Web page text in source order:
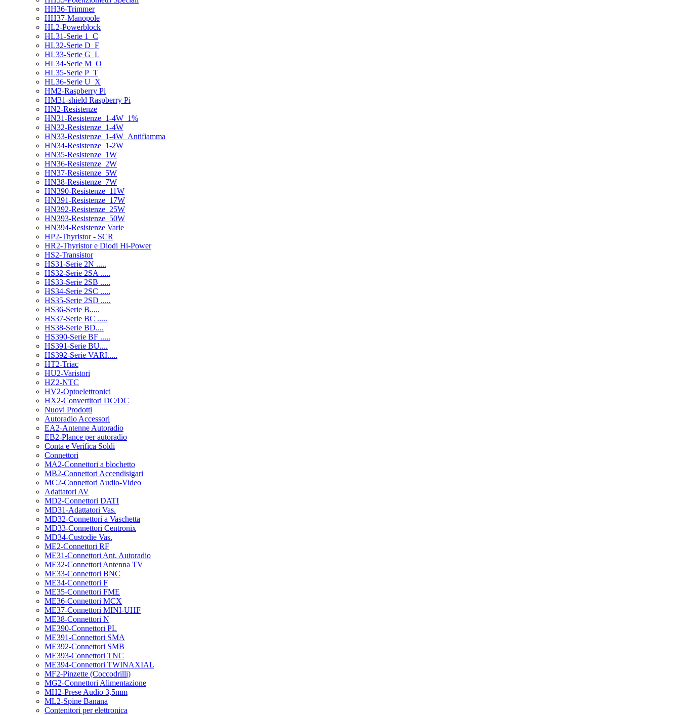
HH36-Trimmer
HH37-Manopole
HL2-Powerblock
HL31-Serie 1_C
HL32-Serie D_F
HL33-Serie G_L
HL34-Serie M_O
HL35-Serie P_T
HL36-Serie U_X
HM2-Raspberry Pi
HM31-shield Raspberry Pi
HN2-Resistenze
HN31-Resistenze_1-4W_1%
HN32-Resistenze_1-4W
HN33-Resistenze_1-4W_Antifiamma
HN34-Resistenze_1-2W
HN35-Resistenze_1W
HN36-Resistenze_2W
HN37-Resistenze_5W
HN38-Resistenze_7W
HN390-Resistenze_11W
HN391-Resistenze_17W
HN392-Resistenze_25W
HN393-Resistenze_50W
HN394-Resistenze Varie
HP2-Thyristor - SCR
HR2-Thyristor e Diodi Hi-Power
HS2-Transistor
HS31-Serie 2N .....
HS32-Serie 2SA .....
HS33-Serie 2SB .....
HS34-Serie 2SC .....
HS35-Serie 2SD .....
HS36-Serie B.....
HS37-Serie BC .....
HS38-Serie BD....
HS390-Serie BF .....
HS391-Serie BU....
HS392-Serie VARI.....
HT2-Triac
HU2-Varistori
HZ2-NTC
HV2-Optoelettronici
HX2-Convertitori DC/DC
Nuovi Prodotti
Autoradio Accessori
EA2-Antenne Autoradio
EB2-Plance per autoradio
Conta e Verifica Soldi
Connettori
MA2-Connettori a blochetto
MB2-Connettori Accendisigari
MC2-Connettori Audio-Video
Adattatori AV
MD2-Connettori DATI
MD31-Adattatori Vas.
MD32-Connettori a Vaschetta
MD33-Connettori Centronix
MD34-Custodie Vas.
ME2-Connettori RF
ME31-Connettori Ant. Autoradio
ME32-Connettori Antenna TV
ME33-Connettori BNC
ME34-Connettori F
ME35-Connettori FME
ME36-Connettori MCX
ME37-Connettori MINI-UHF
ME38-Connettori N
ME390-Connettori PL
ME391-Connettori SMA
ME392-Connettori SMB
ME393-Connettori TNC
ME394-Connettori TWINAXIAL
MF2-Pinzette (Coccodrilli)
MG2-Connettori Alimentazione
MH2-Prese Audio 3,5mm
ML2-Spine Banana
Contenitori per elettronica